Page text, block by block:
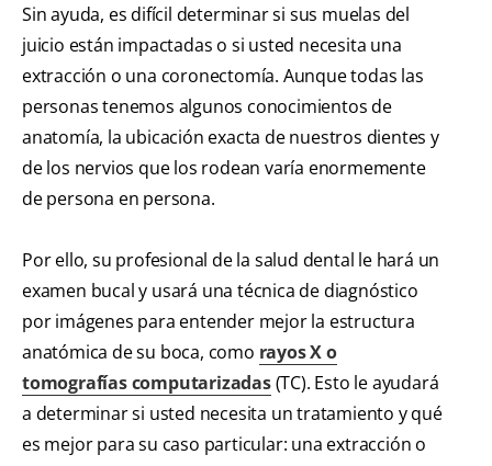
Sin ayuda, es difícil determinar si sus muelas del
juicio están impactadas o si usted necesita una
extracción o una coronectomía. Aunque todas las
personas tenemos algunos conocimientos de
anatomía, la ubicación exacta de nuestros dientes y
de los nervios que los rodean varía enormemente
de persona en persona.
Por ello, su profesional de la salud dental le hará un
examen bucal y usará una técnica de diagnóstico
por imágenes para entender mejor la estructura
anatómica de su boca, como rayos X o
tomografías computarizadas(TC). Esto le ayudará
a determinar si usted necesita un tratamiento y qué
es mejor para su caso particular: una extracción o